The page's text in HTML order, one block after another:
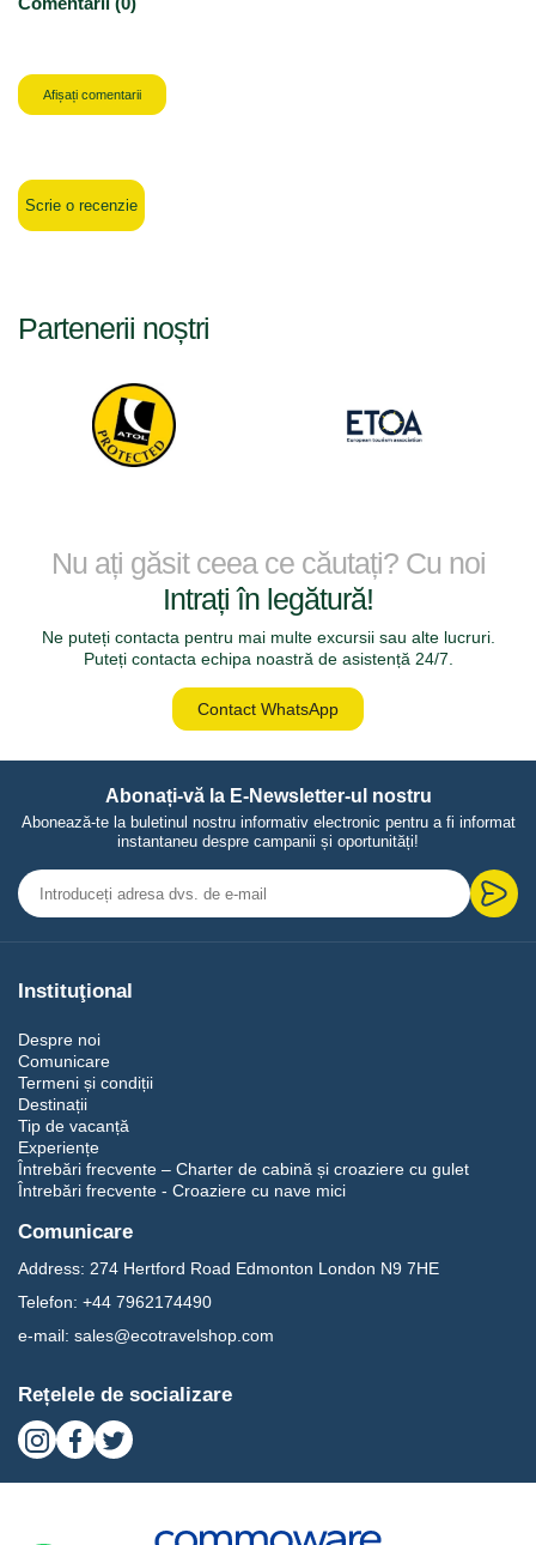
Afișați comentarii
Scrie o recenzie
Partenerii noștri
Nu ați găsit ceea ce căutați? Cu noi
Intrați în legătură!
Ne puteți contacta pentru mai multe excursii sau alte lucruri.
Puteți contacta echipa noastră de asistență 24/7.
Contact WhatsApp
Abonați-vă la E-Newsletter-ul nostru
Abonează-te la buletinul nostru informativ electronic pentru a fi informat
instantaneu despre campanii și oportunități!
Instituţional
Despre noi
Comunicare
Termeni și condiții
Destinații
Tip de vacanță
Experiențe
Întrebări frecvente – Charter de cabină și croaziere cu gulet
Întrebări frecvente - Croaziere cu nave mici
Comunicare
Address: 274 Hertford Road Edmonton London N9 7HE
Telefon: +44 7962174490
e-mail: sales@ecotravelshop.com
Rețelele de socializare